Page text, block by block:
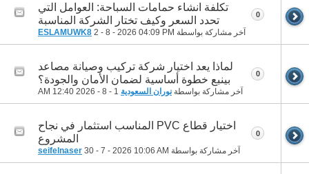
تكلفة انشاء حمامات السباحة: العوامل التي
تحدد السعر وكيف تختار الشركة المناسبة
آخر مشاركة بواسطة ESLAMUWK8 2 - 8 - 2026 04:09 PM
0
لماذا يعد اختيار شركة تركيب وصيانة مصاعد
بينبع خطوة أساسية لضمان الأمان والجودة؟
آخر مشاركة بواسطة نوران السعودية 12:40 AM
0
اختيار قطاع PVC المناسب استثمار في نجاح
المشروع
آخر مشاركة بواسطة seifelnaser 30 - 7 - 2026 10:06 AM
0